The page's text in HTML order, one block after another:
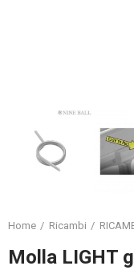
Home Ricambi
Molla LIGHT